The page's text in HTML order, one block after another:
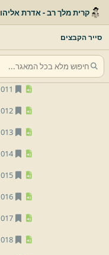
קרית מלך רב - אדרת אליהו
סייר הקבצים
008 סוכה יט-
010 סוכה כב-
011 סוכה כה-
012 סוכה כז-
013 סוכה כח-
014 סוכה כט-
015 סוכה לב-
016 סוכה לג-
017 סוכה לה-
018 סוכה לו-